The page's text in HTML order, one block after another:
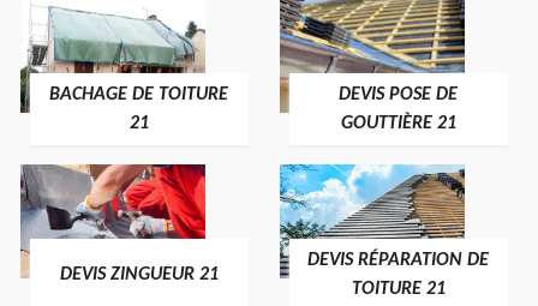
BACHAGE DE TOITURE
21
DEVIS POSE DE
GOUTTIÈRE 21
DEVIS ZINGUEUR 21
DEVIS RÉPARATION DE
TOITURE 21